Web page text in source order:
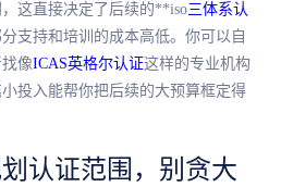
这直接决定了后续的**iso三体系认
支持和培训的成本高低。你可以自
像ICAS英格尔认证这样的专业机构
投入能帮你把后续的大预算框定得
认证范围，别贪大